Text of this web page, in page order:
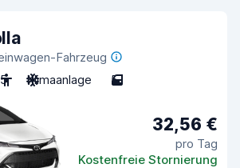
Fahrzeug
5 Klimaanlage 5
32,56 €
pro Tag
Kostenfreie Stornierung